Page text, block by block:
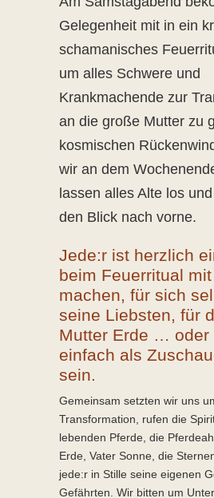
Gelegenheit mit in ein
schamanisches
um alles Schwere und
Krankmachende zur
an die große Mutter zu
kosmischen
wir an dem
lassen alles Alte los
den Blick nach vorne.
Jede:r ist herzlich
beim Feuerritual
machen, für sich
seine Liebsten, für
Mutter Erde … oder
einfach als
sein.
Gemeinsam setzten wir uns
Transformation, rufen die
lebenden Pferde, die
Erde, Vater Sonne, die
jede:r in Stille seine eigenen
Gefährten. Wir bitten um